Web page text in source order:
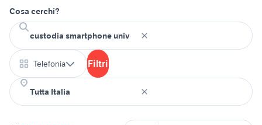
Cosa cerchi?
Telefonia Filtri